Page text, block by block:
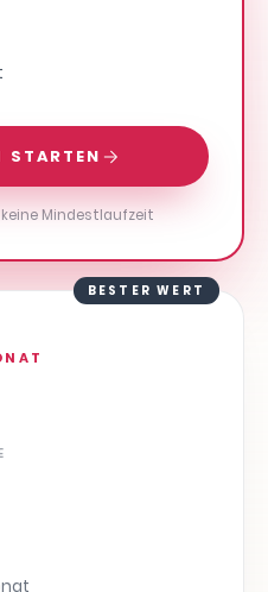
STARTEN
Mindestlaufzeit
BESTER WERT